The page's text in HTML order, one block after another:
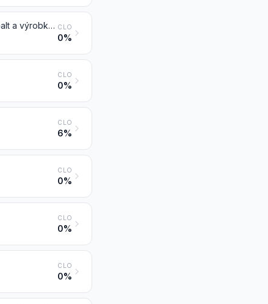
Kobaltový kamienok (lech) a ostatné medziprodukty metalurgie kobaltu; kobalt a výrobky z neho, vrátane odpadu a šrotu CLO
0%
CLO
0%
CLO
6%
CLO
0%
CLO
0%
CLO
0%